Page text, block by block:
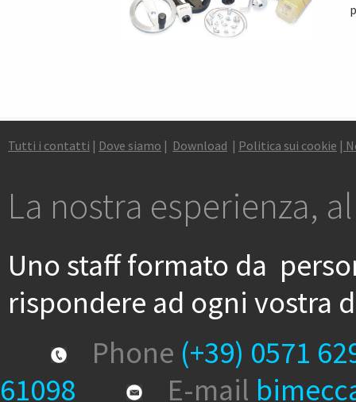
Tutti i contatti | Dove siamo | Download | Politica sui cookie |
La nostra esperienza,
Uno staff formato da
rispondere ad ogni vostra
Phone (+39) 0571
61098
E-mail